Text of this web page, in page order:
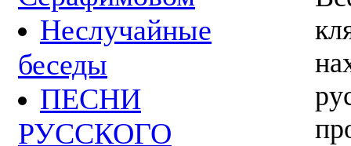
Неслучайные
беседы
ПЕСНИ
РУССКОГО